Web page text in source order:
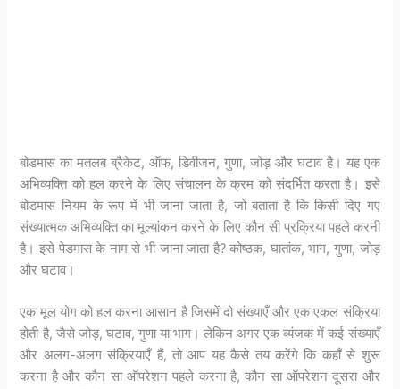
बोडमास का मतलब ब्रैकेट, ऑफ, डिवीजन, गुणा, जोड़ और घटाव है। यह एक
अभिव्यक्ति को हल करने के लिए संचालन के क्रम को संदर्भित करता है। इसे
बोडमास नियम के रूप में भी जाना जाता है, जो बताता है कि किसी दिए गए
संख्यात्मक अभिव्यक्ति का मूल्यांकन करने के लिए कौन सी प्रक्रिया पहले करनी
है। इसे पेडमास के नाम से भी जाना जाता है? कोष्ठक, घातांक, भाग, गुणा, जोड़
और घटाव।
एक मूल योग को हल करना आसान है जिसमें दो संख्याएँ और एक एकल संक्रिया
होती है, जैसे जोड़, घटाव, गुणा या भाग। लेकिन अगर एक व्यंजक में कई संख्याएँ
और अलग-अलग संक्रियाएँ हैं, तो आप यह कैसे तय करेंगे कि कहाँ से शुरू
करना है और कौन सा ऑपरेशन पहले करना है, कौन सा ऑपरेशन दूसरा और